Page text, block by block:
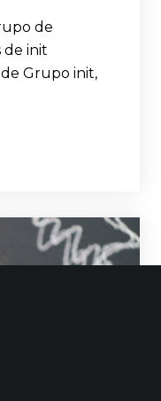
de
de init
Grupo init,